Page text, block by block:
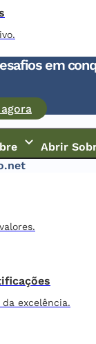
em
Abrir
excelência.